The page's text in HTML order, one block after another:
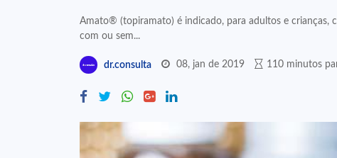
Amato® (topiramato) é indicado, para adultos e crianças,
com ou sem...
dr.consulta 08, jan de 2019 110 minutos